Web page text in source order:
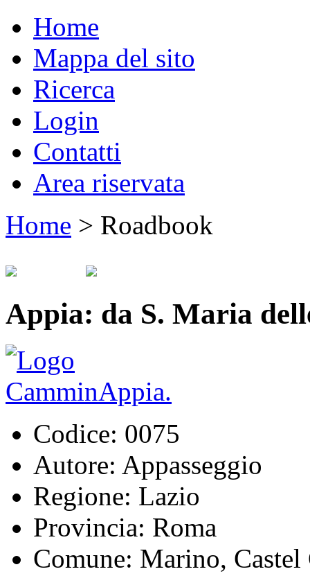
Home
Mappa del sito
Ricerca
Login
Contatti
Area riservata
Home > Roadbook
Appia: da S. Maria
Codice: 0075
Autore: Appasseggio
Regione: Lazio
Provincia: Roma
Comune: Marino,